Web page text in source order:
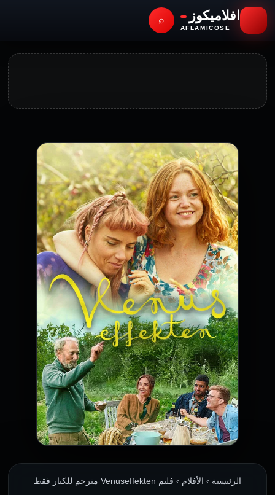
افلاميكوز
AFLAMICOSE
⌕
الرئيسية › الأفلام › فليم Venuseffekten مترجم للكبار فقط